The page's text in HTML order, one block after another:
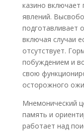
казино включает
явлений.
подготавливает
включая случаи
отсутствует.
побуждением и
свою
осторожного
Мнемонический
память и
работает над